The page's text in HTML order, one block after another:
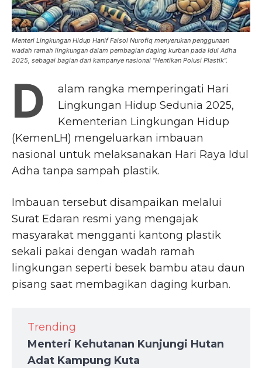
Menteri Lingkungan Hidup Hanif Faisol Nurofiq menyerukan penggunaan
wadah ramah lingkungan dalam pembagian daging kurban pada Idul Adha
2025, sebagai bagian dari kampanye nasional “Hentikan Polusi Plastik”.
D
alam rangka memperingati Hari
Lingkungan Hidup Sedunia 2025,
Kementerian Lingkungan Hidup
(KemenLH) mengeluarkan imbauan
nasional untuk melaksanakan Hari Raya Idul
Adha tanpa sampah plastik.
Imbauan tersebut disampaikan melalui
Surat Edaran resmi yang mengajak
masyarakat mengganti kantong plastik
sekali pakai dengan wadah ramah
lingkungan seperti besek bambu atau daun
pisang saat membagikan daging kurban.
Trending
Menteri Kehutanan Kunjungi Hutan
Adat Kampung Kuta